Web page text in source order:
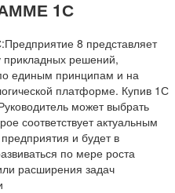
1С
8 представляет
прикладных решений,
единым принципам и на
платформе. Купив 1С
может выбрать
соответствует актуальным
и будет в
по мере роста
расширения задач